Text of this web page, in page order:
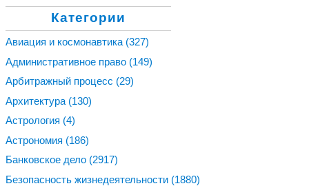
Категории
Авиация и космонавтика (327)
Административное право (149)
Арбитражный процесс (29)
Архитектура (130)
Астрология (4)
Астрономия (186)
Банковское дело (2917)
Безопасность жизнедеятельности (1880)